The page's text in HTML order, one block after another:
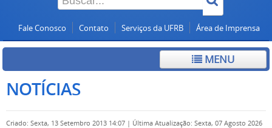
Fale Conosco Contato Serviços da UFRB Área de Imprensa
MENU
NOTÍCIAS
Criado: Sexta, 13 Setembro 2013 14:07 | Última Atualização: Sexta, 07 Agosto 2026